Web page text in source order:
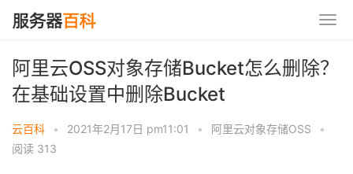
阿里云OSS对象存储Bucket怎么删除？
在基础设置中删除Bucket
云百科 • 2021年2月17日 pm11:01 • 阿里云对象存储OSS
•
阅读 313